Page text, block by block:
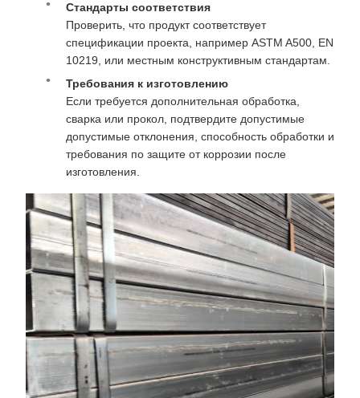
Стандарты соответствия
Проверить, что продукт соответствует
спецификации проекта, например ASTM A500, EN
10219, или местным конструктивным стандартам.
Требования к изготовлению
Если требуется дополнительная обработка,
сварка или прокол, подтвердите допустимые
допустимые отклонения, способность обработки и
требования по защите от коррозии после
изготовления.